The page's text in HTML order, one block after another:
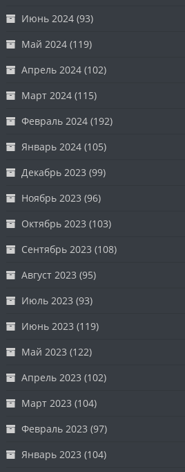
Июнь 2024 (93)
Май 2024 (119)
Апрель 2024 (102)
Март 2024 (115)
Февраль 2024 (192)
Январь 2024 (105)
Декабрь 2023 (99)
Ноябрь 2023 (96)
Октябрь 2023 (103)
Сентябрь 2023 (108)
Август 2023 (95)
Июль 2023 (93)
Июнь 2023 (119)
Май 2023 (122)
Апрель 2023 (102)
Март 2023 (104)
Февраль 2023 (97)
Январь 2023 (104)